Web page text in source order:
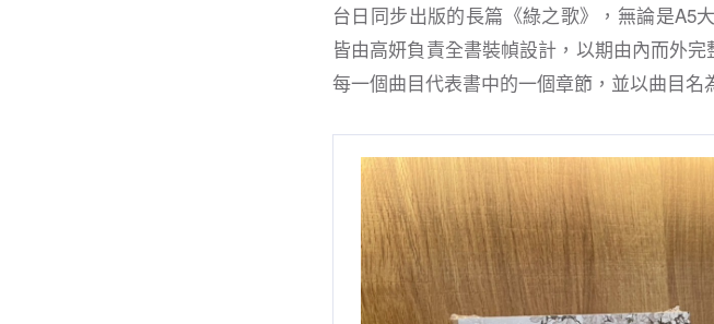
台日同步出版的長篇《綠之歌》，無論是A5
皆由高妍負責全書裝幀設計，以期由內而外
每一個曲目代表書中的一個章節，並以曲目名